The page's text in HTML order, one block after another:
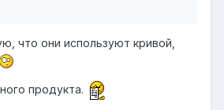
что они используют кривой,
продукта.